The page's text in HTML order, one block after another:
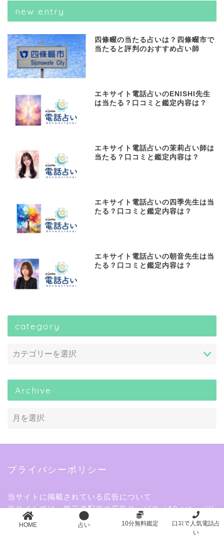
new entry
四條畷の当たる占いは？四條畷市で
当たると評判のおすすめ占い師
エキサイト電話占いのENISHI先生
は当たる？口コミと鑑定内容は？
エキサイト電話占いの茉莉占い師は
当たる？口コミと鑑定内容は？
エキサイト電話占いの四季先生は当
たる？口コミと鑑定内容は？
エキサイト電話占いの朝音先生は当
たる？口コミと鑑定内容は？
category
Archive
プライバシーポリシー
当サイトに掲載されている広告について
当サイトでは、第三者配信の広告サービス（A8.net、バリ
ューコマース、afb、BannerBridge、Amazonアソシエイ
HOME 占い 10分無料鑑定
口ｺﾐで人気電話占
い